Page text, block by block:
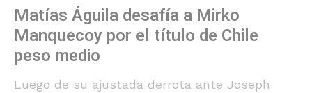
Matías Águila desafía a Mirko
Manquecoy por el título de Chile
peso medio
Luego de su ajustada derrota ante Joseph